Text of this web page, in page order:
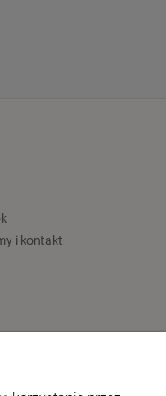
i kontakt